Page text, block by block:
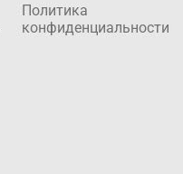
Политика
конфиденциальности